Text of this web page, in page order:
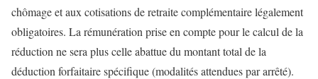
chômage et aux cotisations de retraite complémentaire légalement
obligatoires. La rémunération prise en compte pour le calcul de la
réduction ne sera plus celle abattue du montant total de la
déduction forfaitaire spécifique (modalités attendues par arrêté).